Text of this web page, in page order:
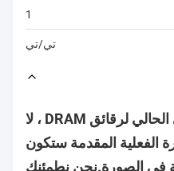
1
تي/تي
بسبب النقص العالمي الحالي لرقائق DRAM ، لا
الفعلية المقدمة ستكون
في الصورة.نحن نطمئنك